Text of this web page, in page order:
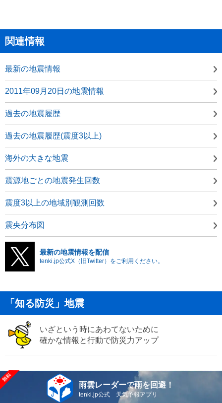
関連情報
最新の地震情報
2011年09月20日の地震情報
過去の地震履歴
過去の地震履歴(震度3以上)
海外の大きな地震
震源地ごとの地震発生回数
震度3以上の地域別観測回数
震央分布図
最新の地震情報を配信
tenki.jp公式X（旧Twitter）をご利用ください。
「知る防災」地震
いざという時にあわてないために
確かな情報と行動で防災力アップ
雨雲レーダーで雨を回避！
tenki.jp公式 天気予報アプリ